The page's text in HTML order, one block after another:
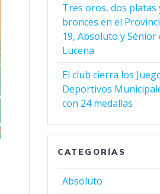
Tres oros, dos platas
bronces en el
19, Absoluto y Sénior
Lucena
El club cierra los
Deportivos
con 24 medallas
CATEGORÍAS
Absoluto